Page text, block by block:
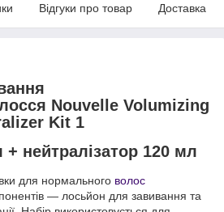
Відгуки про товар Доставка
Nouvelle Volumizing
Kit 1
нейтралізатор 120 мл
для нормального волос
— лосьйон для завивання та